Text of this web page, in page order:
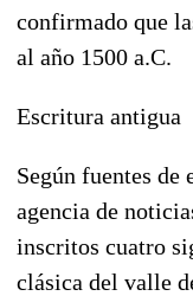
confirmado que
al año 1500 a.C.
Escritura antigua
Según fuentes de
agencia de
inscritos cuatro
clásica del valle